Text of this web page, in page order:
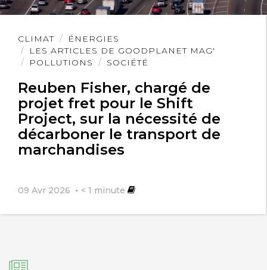
CLIMAT
ÉNERGIES
LES ARTICLES DE GOODPLANET MAG'
POLLUTIONS
SOCIÉTÉ
Reuben Fisher, chargé de
projet fret pour le Shift
Project, sur la nécessité de
décarboner le transport de
marchandises
09 Avr 2026 < 1 minute
Lire
l'article